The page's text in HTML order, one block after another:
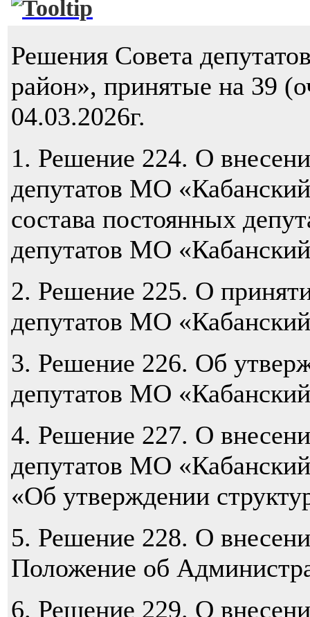
Решения Совета
район», принятые на 39
04.03.2026г.
1. Решение 224. О
депутатов МО
состава постоянных
депутатов МО
2. Решение 225. О
депутатов МО
3. Решение 226. Об
депутатов МО
4. Решение 227. О
депутатов МО
«Об утверждении
5. Решение 228. О
Положение об
6. Решение 229. О